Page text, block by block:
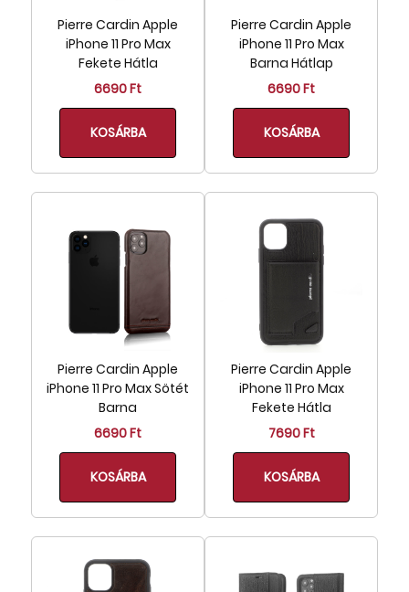
Pierre Cardin Apple
iPhone 11 Pro Max
Fekete Hátla
6690 Ft
KOSÁRBA
Pierre Cardin Apple
iPhone 11 Pro Max
Barna Hátlap
6690 Ft
KOSÁRBA
Pierre Cardin Apple
iPhone 11 Pro Max Sötét
Barna
6690 Ft
KOSÁRBA
Pierre Cardin Apple
iPhone 11 Pro Max
Fekete Hátla
7690 Ft
KOSÁRBA